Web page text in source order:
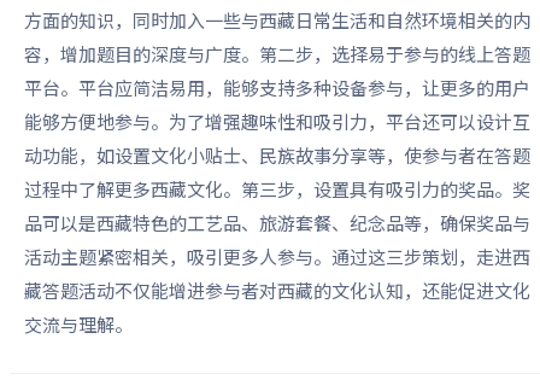
方面的知识，同时加入一些与西藏日常生活和自然环境相关的内
容，增加题目的深度与广度。第二步，选择易于参与的线上答题
平台。平台应简洁易用，能够支持多种设备参与，让更多的用户
能够方便地参与。为了增强趣味性和吸引力，平台还可以设计互
动功能，如设置文化小贴士、民族故事分享等，使参与者在答题
过程中了解更多西藏文化。第三步，设置具有吸引力的奖品。奖
品可以是西藏特色的工艺品、旅游套餐、纪念品等，确保奖品与
活动主题紧密相关，吸引更多人参与。通过这三步策划，走进西
藏答题活动不仅能增进参与者对西藏的文化认知，还能促进文化
交流与理解。